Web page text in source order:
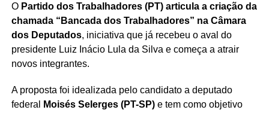
O Partido dos Trabalhadores (PT) articula a criação da
chamada “Bancada dos Trabalhadores” na Câmara
dos Deputados, iniciativa que já recebeu o aval do
presidente Luiz Inácio Lula da Silva e começa a atrair
novos integrantes.
A proposta foi idealizada pelo candidato a deputado
federal
Moisés Selerges (PT-SP)e tem como objetivo